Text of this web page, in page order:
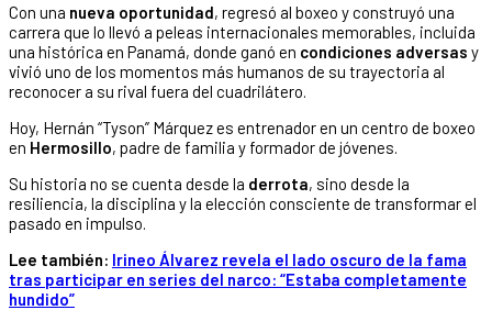
Con una nueva oportunidad, regresó al boxeo y construyó una
carrera que lo llevó a peleas internacionales memorables, incluida
una histórica en Panamá, donde ganó en condiciones adversas y
vivió uno de los momentos más humanos de su trayectoria al
reconocer a su rival fuera del cuadrilátero.
Hoy, Hernán “Tyson” Márquez es entrenador en un centro de boxeo
en Hermosillo, padre de familia y formador de jóvenes.
Su historia no se cuenta desde la derrota, sino desde la
resiliencia, la disciplina y la elección consciente de transformar el
pasado en impulso.
Lee también: Irineo Álvarez revela el lado oscuro de la fama
tras participar en series del narco: “Estaba completamente
hundido”